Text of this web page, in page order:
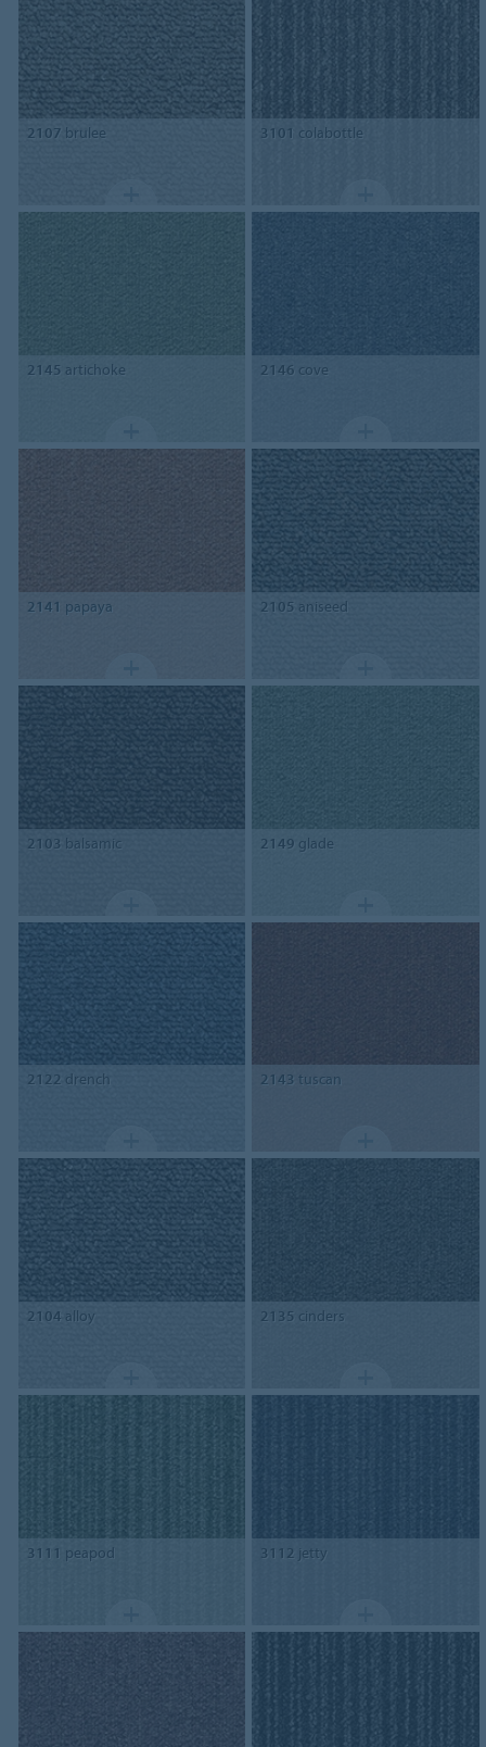
2107 brulee 3101 colabottle
2145 artichoke 2146 cove
2141 papaya 2105 aniseed
2103 balsamic 2149 glade
2122 drench 2143 tuscan
2104 alloy 2135 cinders
3111 peapod 3112 jetty